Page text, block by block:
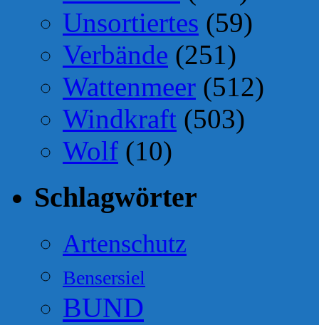
Unsortiertes (59)
Verbände (251)
Wattenmeer (512)
Windkraft (503)
Wolf (10)
Schlagwörter
Artenschutz
Bensersiel
BUND